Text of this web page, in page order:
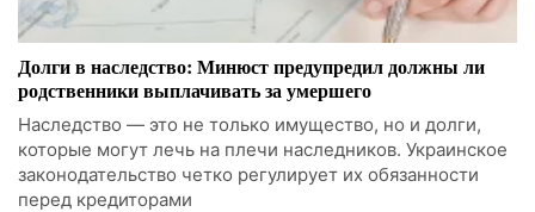
Долги в наследство: Минюст предупредил должны ли
родственники выплачивать за умершего
Наследство — это не только имущество, но и долги,
которые могут лечь на плечи наследников. Украинское
законодательство четко регулирует их обязанности
перед кредиторами